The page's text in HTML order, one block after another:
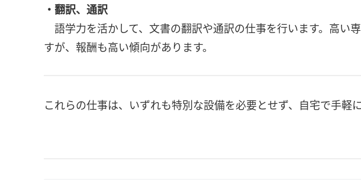
・翻訳、通訳
語学力を活かして、文書の翻訳や通訳の仕事を行います。高い
すが、報酬も高い傾向があります。
これらの仕事は、いずれも特別な設備を必要とせず、自宅で手軽